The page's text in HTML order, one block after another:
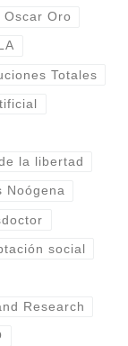
Oscar Oro
Totales
la libertad
Noógena
social
Research